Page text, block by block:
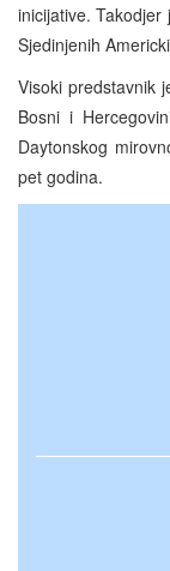
inicijative.
Sjedinjenih
Visoki predstavnik
Bosni i
Daytonskog
pet godina.